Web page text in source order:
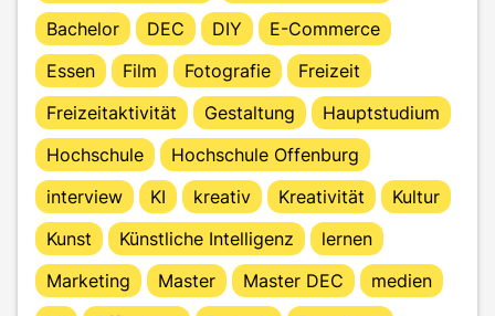
Bachelor
DEC DIY
E-Commerce
Essen
Film Fotografie
Freizeit
Freizeitaktivität
Gestaltung
Hauptstudium
Hochschule
Hochschule Offenburg
interview
KI kreativ Kreativität
Kultur
Kunst
Künstliche Intelligenz
lernen
Marketing
Master Master DEC
medien